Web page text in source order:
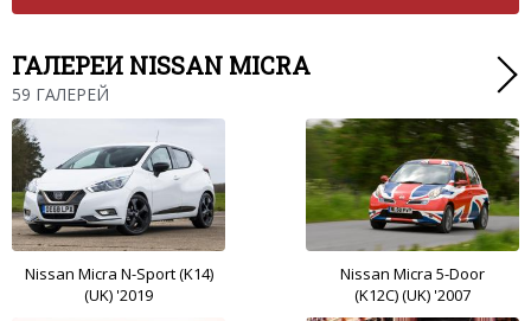
ГАЛЕРЕИ NISSAN MICRA
59 ГАЛЕРЕЙ
Nissan Micra N-Sport (K14)
(UK) '2019
Nissan Micra 5-Door
(K12C) (UK) '2007